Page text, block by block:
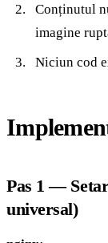
Conținutul
imagine
Niciun cod
Pas 1 —
universal)